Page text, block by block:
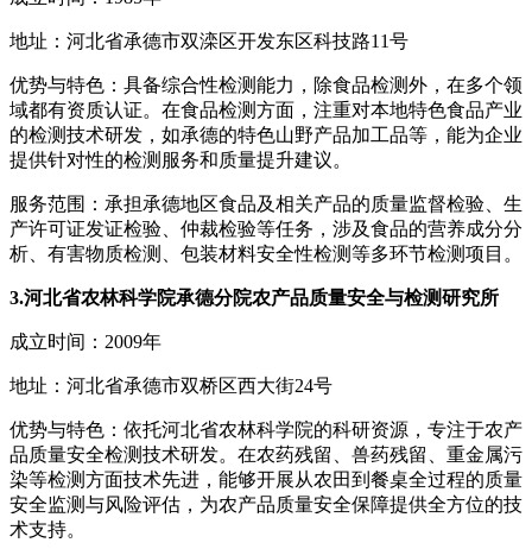
地址：河北省承德市双滦区开发东区科技路11号
优势与特色：具备综合性检测能力，除食品检测外，在多个领
域都有资质认证。在食品检测方面，注重对本地特色食品产业
的检测技术研发，如承德的特色山野产品加工品等，能为企业
提供针对性的检测服务和质量提升建议。
服务范围：承担承德地区食品及相关产品的质量监督检验、生
产许可证发证检验、仲裁检验等任务，涉及食品的营养成分分
析、有害物质检测、包装材料安全性检测等多环节检测项目。
3.河北省农林科学院承德分院农产品质量安全与检测研究所
成立时间：2009年
地址：河北省承德市双桥区西大街24号
优势与特色：依托河北省农林科学院的科研资源，专注于农产
品质量安全检测技术研发。在农药残留、兽药残留、重金属污
染等检测方面技术先进，能够开展从农田到餐桌全过程的质量
安全监测与风险评估，为农产品质量安全保障提供全方位的技
术支持。